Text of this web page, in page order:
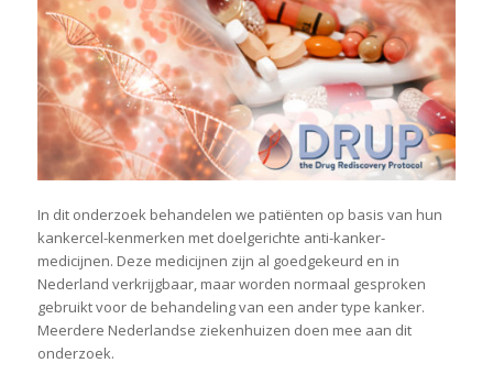
In dit onderzoek behandelen we patiënten op basis van hun
kankercel-kenmerken met doelgerichte anti-kanker-
medicijnen. Deze medicijnen zijn al goedgekeurd en in
Nederland verkrijgbaar, maar worden normaal gesproken
gebruikt voor de behandeling van een ander type kanker.
Meerdere Nederlandse ziekenhuizen doen mee aan dit
onderzoek.